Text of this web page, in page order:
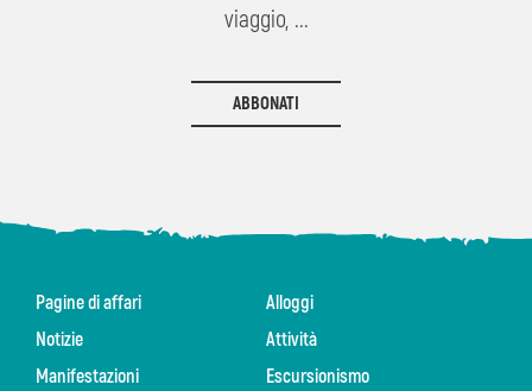
viaggio, ...
ABBONATI
Pagine di affari
Notizie
Manifestazioni
Alloggi
Attività
Escursionismo